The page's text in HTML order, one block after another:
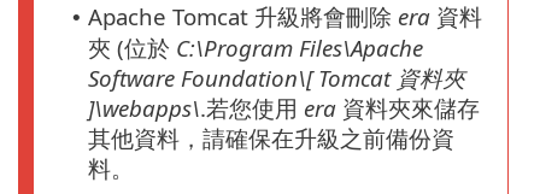
• Apache Tomcat 升級將會刪除 era 資料
夾 (位於 C:\Program Files\Apache
Software Foundation\[ Tomcat資料夾
]\webapps\.若您使用 era 資料夾來儲存
其他資料，請確保在升級之前備份資
料。